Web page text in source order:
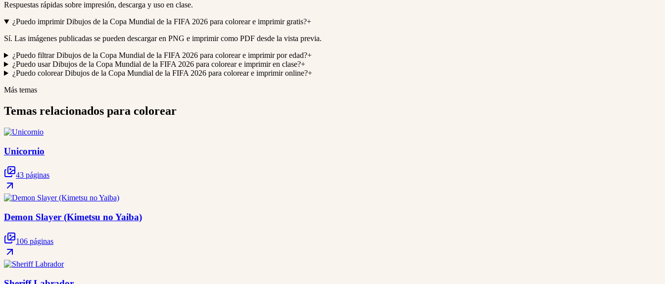
Respuestas rápidas sobre impresión, descarga y uso en clase.
¿Puedo imprimir Dibujos de la Copa Mundial de la FIFA 2026 para colorear e imprimir gratis?+
Sí. Las imágenes publicadas se pueden descargar en PNG e imprimir como PDF desde la vista previa.
¿Puedo filtrar Dibujos de la Copa Mundial de la FIFA 2026 para colorear e imprimir por edad?+
¿Puedo usar Dibujos de la Copa Mundial de la FIFA 2026 para colorear e imprimir en clase?+
¿Puedo colorear Dibujos de la Copa Mundial de la FIFA 2026 para colorear e imprimir online?+
Más temas
Temas relacionados para colorear
Unicornio
43 páginas
Demon Slayer (Kimetsu no Yaiba)
106 páginas